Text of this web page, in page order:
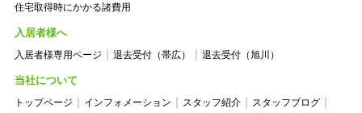
住宅取得時にかかる諸費用
入居者様へ
入居者様専用ページ 退去受付（帯広） 退去受付（旭川）
当社について
トップページ インフォメーション スタッフ紹介
スタッフブログ